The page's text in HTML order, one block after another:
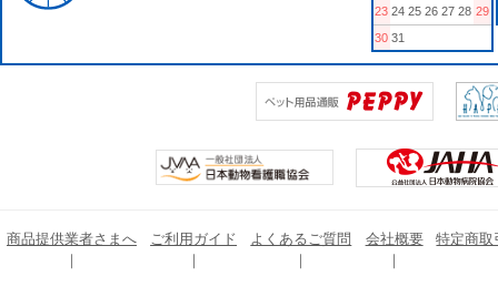
23 24 25 26 27 28 29
30 31
商品提供業者さまへ ご利用ガイド よくあるご質問 会社概要 特定商取